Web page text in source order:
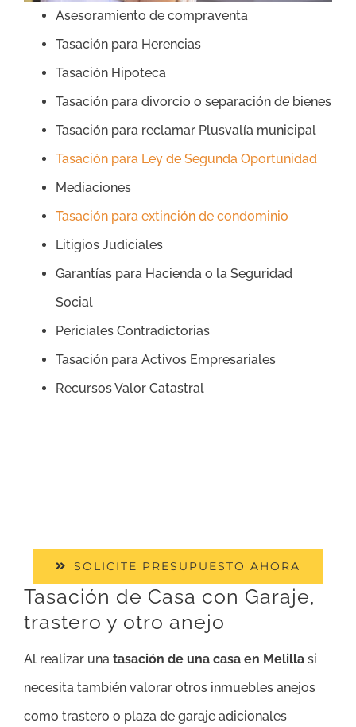
Asesoramiento de compraventa
Tasación para Herencias
Tasación Hipoteca
Tasación para divorcio o separación de bienes
Tasación para reclamar Plusvalía municipal
Tasación para Ley de Segunda Oportunidad
Mediaciones
Tasación para extinción de condominio
Litigios Judiciales
Garantías para Hacienda o la Seguridad
Social
Periciales Contradictorias
Tasación para Activos Empresariales
Recursos Valor Catastral
SOLICITE PRESUPUESTO AHORA
Tasación de Casa con Garaje,
trastero y otro anejo
Al realizar una tasación de una casa en Melilla si
necesita también valorar otros inmuebles anejos
como trastero o plaza de garaje adicionales